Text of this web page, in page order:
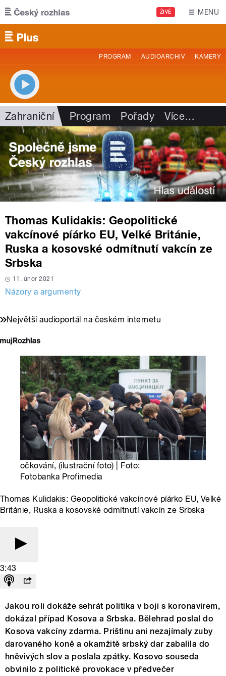
Přejít k hlavnímu obsahu
ŽIVĚ MENU
PROGRAM AUDIOARCHIV KAMERY
Zahraniční Program Pořady Více…
Thomas Kulidakis: Geopolitické
vakcínové píárko EU, Velké Británie,
Ruska a kosovské odmítnutí vakcín ze
Srbska
11. únor 2021
Názory a argumenty
Největší audioportál na českém internetu
očkování, (ilustrační foto) | Foto:
Fotobanka Profimedia
Thomas Kulidakis: Geopolitické vakcínové píárko EU, Velké
Británie, Ruska a kosovské odmítnutí vakcín ze Srbska
3:43
Jakou roli dokáže sehrát politika v boji s koronavirem,
dokázal případ Kosova a Srbska. Bělehrad poslal do
Kosova vakcíny zdarma. Prištinu ani nezajímaly zuby
darovaného koně a okamžitě srbský dar zabalila do
hněvivých slov a poslala zpátky. Kosovo souseda
obvinilo z politické provokace v předvečer